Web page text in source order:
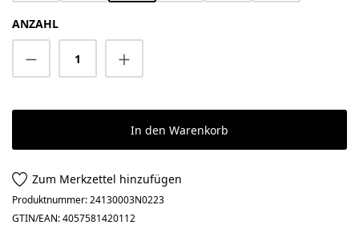
ANZAHL
Produkt Anzahl: Gib den gewünschten
In den Warenkorb
Zum Merkzettel hinzufügen
Produktnummer:24130003N0223
GTIN/EAN:4057581420112